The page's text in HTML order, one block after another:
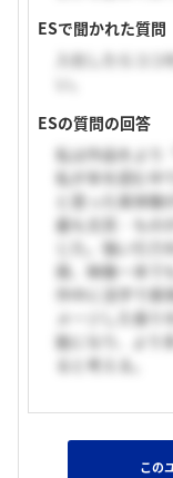
ESで聞かれた質問
入社したらコ
ESの質問の回答
私は作品をより
私が本を読む中
と思った実体
最も文芸・もの
じた。強い引
冊、映像一本で
作中に活字で表
メージした香り
能になり、より
ると考える。
この